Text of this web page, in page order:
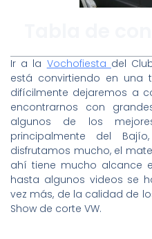
Ir a la Vochofiesta del
está convirtiendo en una
difícilmente dejaremos a
encontrarnos con
algunos de los
principalmente del
disfrutamos mucho, el
ahí tiene mucho alcance
hasta algunos videos se
vez más, de la calidad de
Show de corte VW.